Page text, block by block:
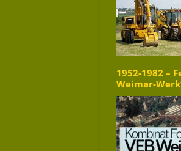
1952-1982 –
Weimar-